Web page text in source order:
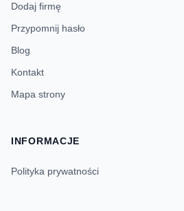
Dodaj firmę
Przypomnij hasło
Blog
Kontakt
Mapa strony
INFORMACJE
Polityka prywatności